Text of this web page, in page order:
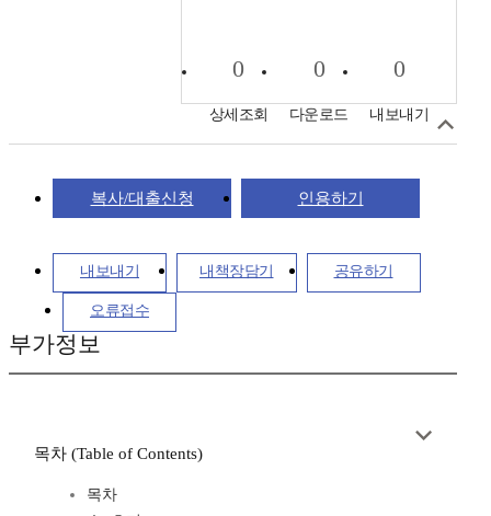
0
상세조회
0
다운로드
0
내보내기
복사/대출신청 인용하기
내보내기 내책장담기 공유하기
오류접수
부가정보
목차 (Table of Contents)
목차